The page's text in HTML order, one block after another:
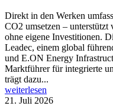
Direkt in den Werken
CO2 umsetzen –
ohne eigene Investitionen.
Leadec, einem global
und E.ON Energy
Marktführer für integrierte
trägt dazu...
weiterlesen
21. Juli 2026